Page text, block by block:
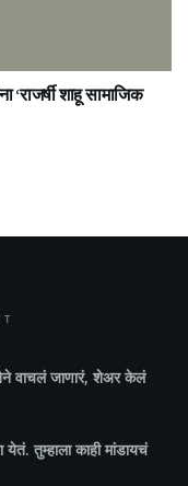
‘राजर्षी शाहू सामाजिक
वाचलं जाणारं, शेअर केलं
तुम्हाला काही मांडायचं